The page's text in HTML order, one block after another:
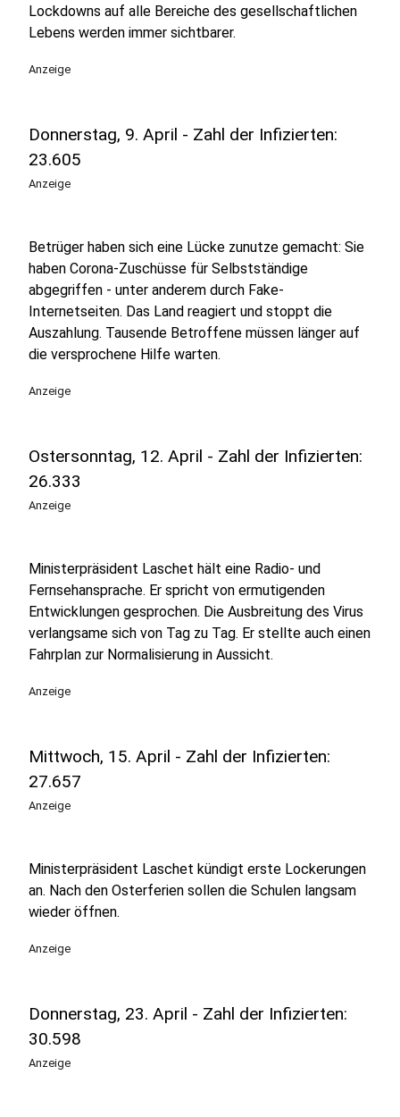
Lockdowns auf alle Bereiche des gesellschaftlichen
Lebens werden immer sichtbarer.
Anzeige
Donnerstag, 9. April - Zahl der Infizierten:
23.605
Anzeige
Betrüger haben sich eine Lücke zunutze gemacht: Sie
haben Corona-Zuschüsse für Selbstständige
abgegriffen - unter anderem durch Fake-
Internetseiten. Das Land reagiert und stoppt die
Auszahlung. Tausende Betroffene müssen länger auf
die versprochene Hilfe warten.
Anzeige
Ostersonntag, 12. April - Zahl der Infizierten:
26.333
Anzeige
Ministerpräsident Laschet hält eine Radio- und
Fernsehansprache. Er spricht von ermutigenden
Entwicklungen gesprochen. Die Ausbreitung des Virus
verlangsame sich von Tag zu Tag. Er stellte auch einen
Fahrplan zur Normalisierung in Aussicht.
Anzeige
Mittwoch, 15. April - Zahl der Infizierten:
27.657
Anzeige
Ministerpräsident Laschet kündigt erste Lockerungen
an. Nach den Osterferien sollen die Schulen langsam
wieder öffnen.
Anzeige
Donnerstag, 23. April - Zahl der Infizierten:
30.598
Anzeige